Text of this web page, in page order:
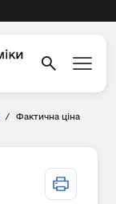
/
Фактична ціна